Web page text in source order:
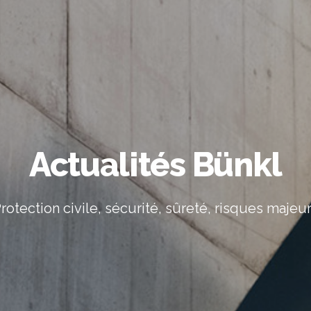
Actualités Bünkl
civile, sécurité, sûreté, risques